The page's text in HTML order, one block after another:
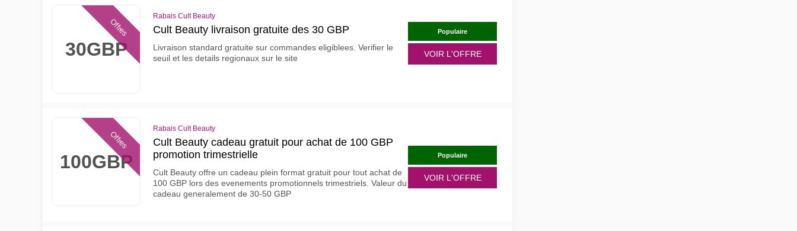
30GBP
Offres
Rabais Cult Beauty
Cult Beauty livraison gratuite des 30 GBP
Livraison standard gratuite sur commandes eligiblees. Verifier le
seuil et les details regionaux sur le site
Populaire
VOIR L'OFFRE
100GBP
Offres
Rabais Cult Beauty
Cult Beauty cadeau gratuit pour achat de 100 GBP
promotion trimestrielle
Cult Beauty offre un cadeau plein format gratuit pour tout achat de
100 GBP lors des evenements promotionnels trimestriels. Valeur du
cadeau generalement de 30-50 GBP
Populaire
VOIR L'OFFRE